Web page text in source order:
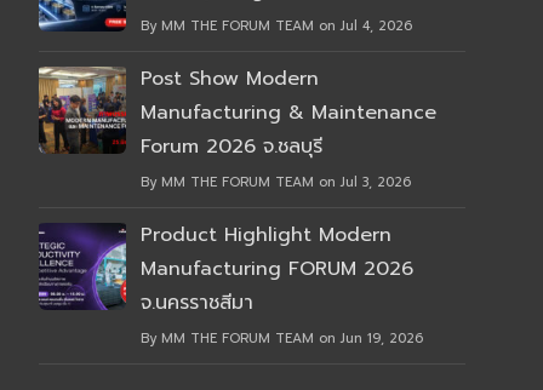
By MM THE FORUM TEAM on Jul 4, 2026
Post Show Modern
Manufacturing & Maintenance
Forum 2026 จ.ชลบุรี
By MM THE FORUM TEAM on Jul 3, 2026
Product Highlight Modern
Manufacturing FORUM 2026
จ.นครราชสีมา
By MM THE FORUM TEAM on Jun 19, 2026